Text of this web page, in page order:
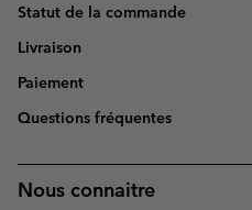
Statut de la commande
Livraison
Paiement
Questions fréquentes
Nous connaitre